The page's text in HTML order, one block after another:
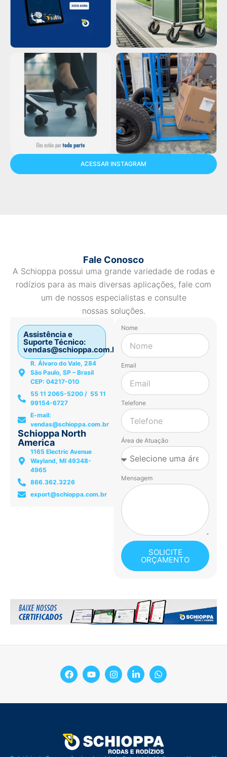
ACESSAR INSTAGRAM
Fale Conosco
A Schioppa possui uma grande variedade de rodas e
rodízios para as mais diversas aplicações, fale com
um de nossos especialistas e consulte
nossas soluções.
Assistência e
Suporte Técnico:
vendas@schioppa.com.br
R. Álvaro do Vale, 284
São Paulo, SP – Brasil
CEP: 04217-010
55 11 2065-5200 / 55 11
99154-6727
E-mail:
vendas@schioppa.com.br
Schioppa North
America
1165 Electric Avenue
Wayland, MI 49348-
4965
866.362.3226
export@schioppa.com.br
Nome
Email
Telefone
Área de Atuação
Mensagem
SOLICITE
ORÇAMENTO